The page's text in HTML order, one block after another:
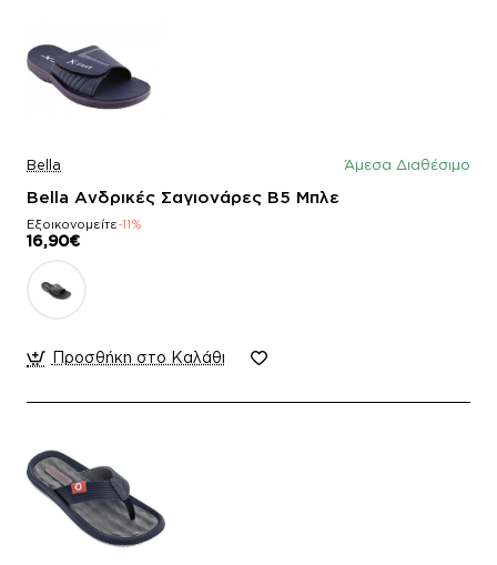
Bella Άμεσα Διαθέσιμο
Bella Ανδρικές Σαγιονάρες B5 Μπλε
Εξοικονομείτε-11%
16,90€
Προσθήκη στο Καλάθι